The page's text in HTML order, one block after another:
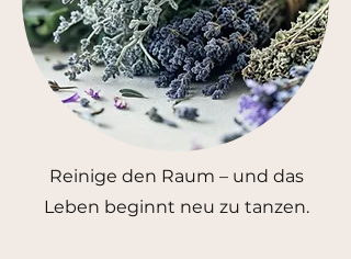
Reinige den Raum – und das
Leben beginnt neu zu tanzen.